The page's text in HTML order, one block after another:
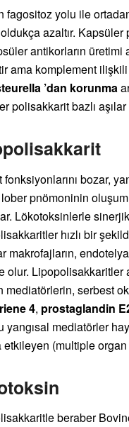
fagositoz yolu ile
azaltır. Kapsüler
antikorların
ama komplement ilişkili
’dan korunma
polisakkarit bazlı aşılar
fonksiyonlarını bozar,
pnömoninin
Lökotoksinlerle
hızlı bir
makrofajların,
olur. Lipopolisakkaritler
mediatörlerin, serbest
4, prostaglandin
yangısal mediatörler
(multiple organ
beraber